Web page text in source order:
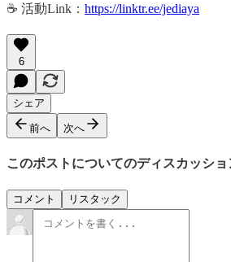
☕️ 活動Link： https://linktr.ee/jediaya
6
シェア
前へ 次へ
このポストについてのディスカッショ
コメント リスタック